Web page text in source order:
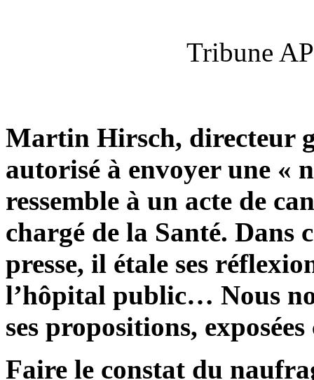
Tribune
Martin Hirsch, directeur
autorisé à envoyer une «
ressemble à un acte de
chargé de la Santé. Dans
presse, il étale ses
l’hôpital public… Nous
ses propositions,
Faire le constat du